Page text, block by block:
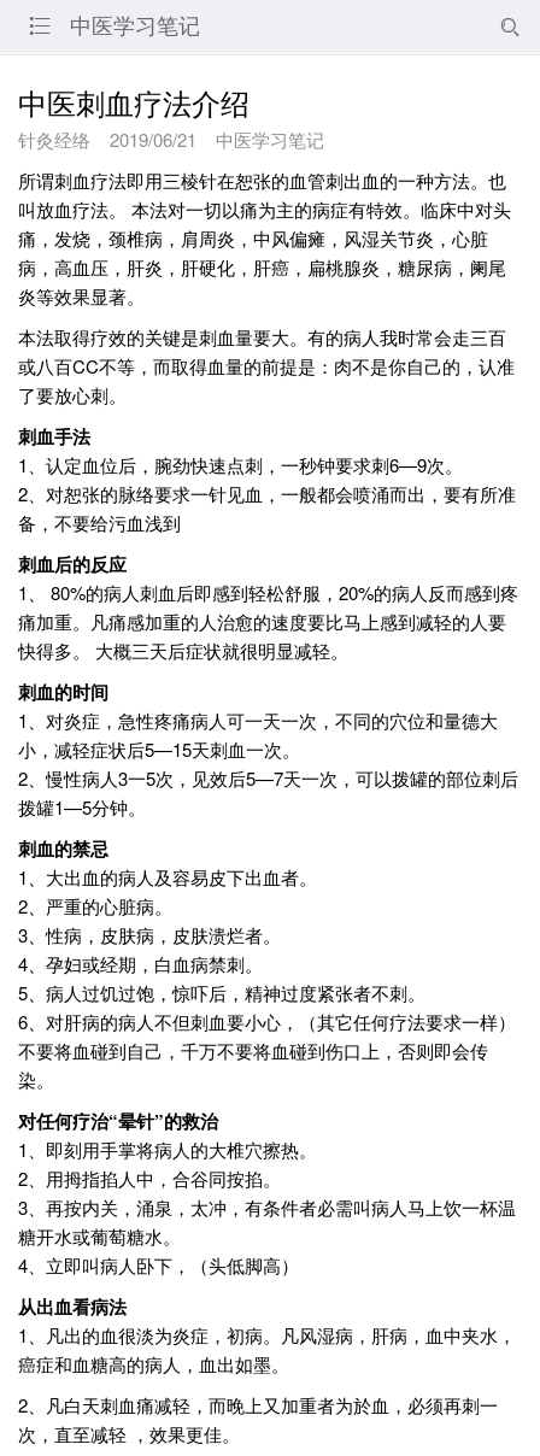
 中医学习笔记 
中医刺血疗法介绍
针灸经络 2019/06/21
中医学习笔记
所谓刺血疗法即用三棱针在恕张的血管刺出血的一种方法。也
叫放血疗法。 本法对一切以痛为主的病症有特效。临床中对头
痛，发烧，颈椎病，肩周炎，中风偏瘫，风湿关节炎，心脏
病，高血压，肝炎，肝硬化，肝癌，扁桃腺炎，糖尿病，阑尾
炎等效果显著。
本法取得疗效的关键是刺血量要大。有的病人我时常会走三百
或八百CC不等，而取得血量的前提是：肉不是你自己的，认准
了要放心刺。
刺血手法
1、认定血位后，腕劲快速点刺，一秒钟要求刺6—9次。
2、对恕张的脉络要求一针见血，一般都会喷涌而出，要有所准
备，不要给污血浅到
刺血后的反应
1、 80%的病人刺血后即感到轻松舒服，20%的病人反而感到疼
痛加重。凡痛感加重的人治愈的速度要比马上感到减轻的人要
快得多。 大概三天后症状就很明显减轻。
刺血的时间
1、对炎症，急性疼痛病人可一天一次，不同的穴位和量德大
小，减轻症状后5—15天刺血一次。
2、慢性病人3一5次，见效后5—7天一次，可以拨罐的部位刺后
拨罐1—5分钟。
刺血的禁忌
1、大出血的病人及容易皮下出血者。
2、严重的心脏病。
3、性病，皮肤病，皮肤溃烂者。
4、孕妇或经期，白血病禁刺。
5、病人过饥过饱，惊吓后，精神过度紧张者不刺。
6、对肝病的病人不但刺血要小心，（其它任何疗法要求一样）
不要将血碰到自己，千万不要将血碰到伤口上，否则即会传
染。
对任何疗治“晕针”的救治
1、即刻用手掌将病人的大椎穴擦热。
2、用拇指掐人中，合谷同按掐。
3、再按内关，涌泉，太冲，有条件者必需叫病人马上饮一杯温
糖开水或葡萄糖水。
4、立即叫病人卧下，（头低脚高）
从出血看病法
1、凡出的血很淡为炎症，初病。凡风湿病，肝病，血中夹水，
癌症和血糖高的病人，血出如墨。
2、凡白天刺血痛减轻，而晚上又加重者为於血，必须再刺一
次，直至减轻 ，效果更佳。